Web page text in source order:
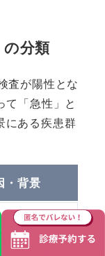
分類
査が陽性とな
て「急性」と
にある疾患群
・背景
イルス感染
麻疹、水